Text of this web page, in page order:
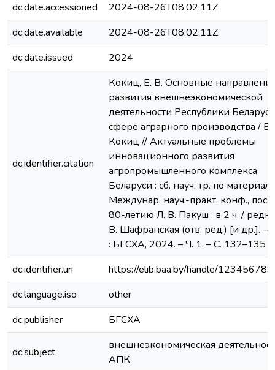
dc.date.accessioned
2024-08-26T08:02:11Z
dc.date.available
2024-08-26T08:02:11Z
dc.date.issued
2024
dc.identifier.citation
Кокиц, Е. В. Основные
развития внешнеэкономической
деятельности Республики
сфере аграрного производства / Е.
Кокиц // Актуальные проблемы
инновационного развития
агропромышленного комплекса
Беларуси : сб. науч. тр. по
Междунар. науч.-практ. конф.,
80-летию Л. В. Пакуш : в 2 ч. /
В. Шафранская (отв. ред.) [и др.]. –
: БГСХА, 2024. – Ч. 1. – С. 132–135
dc.identifier.uri
https://elib.baa.by/handle/
dc.language.iso
other
dc.publisher
БГСХА
dc.subject
внешнеэкономическая
АПК